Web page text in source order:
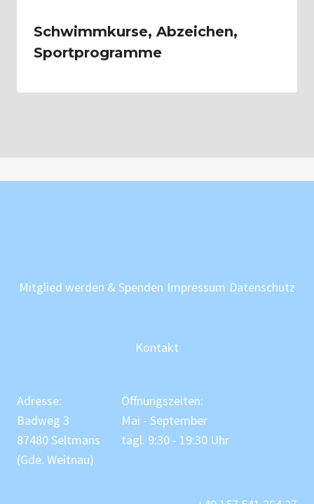
Schwimmkurse, Abzeichen,
Sportprogramme
Mitglied werden & Spenden Impressum Datenschutz
Kontakt
Adresse:
Badweg 3
87480 Seltmans
(Gde. Weitnau)
Öffnungszeiten:
Mai - September
tägl. 9:30 - 19:30 Uhr